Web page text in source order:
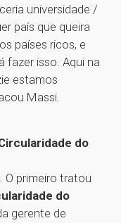
universidade /
país que queira
países ricos, e
fazer isso. Aqui na
estamos
Massi.
do
O primeiro tratou
do
gerente de